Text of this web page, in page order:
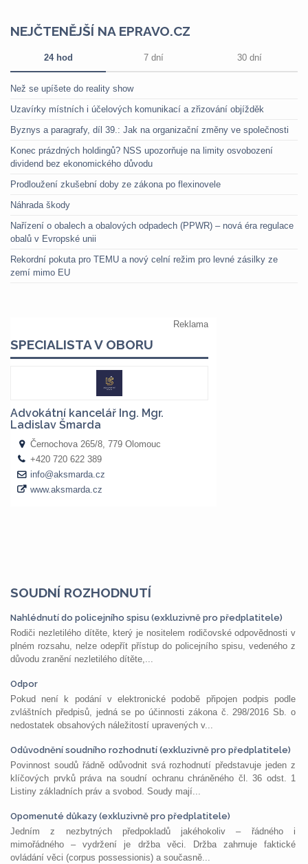
NEJČTENĚJŠÍ NA EPRAVO.CZ
24 hod 7 dní 30 dní
Než se upíšete do reality show
Uzavírky místních i účelových komunikací a zřizování objížděk
Byznys a paragrafy, díl 39.: Jak na organizační změny ve společnosti
Konec prázdných holdingů? NSS upozorňuje na limity osvobození
dividend bez ekonomického důvodu
Prodloužení zkušební doby ze zákona po flexinovele
Náhrada škody
Nařízení o obalech a obalových odpadech (PPWR) – nová éra regulace
obalů v Evropské unii
Rekordní pokuta pro TEMU a nový celní režim pro levné zásilky ze
zemí mimo EU
SOUDNÍ ROZHODNUTÍ
Nahlédnutí do policejního spisu (exkluzivně pro předplatitele)
Rodiči nezletilého dítěte, který je nositelem rodičovské odpovědnosti v
plném rozsahu, nelze odepřít přístup do policejního spisu, vedeného z
důvodu zranění nezletilého dítěte,...
Odpor
Pokud není k podání v elektronické podobě připojen podpis podle
zvláštních předpisů, jedná se po účinnosti zákona č. 298/2016 Sb. o
nedostatek obsahových náležitostí upravených v...
Odůvodnění soudního rozhodnutí (exkluzivně pro předplatitele)
Povinnost soudů řádně odůvodnit svá rozhodnutí představuje jeden z
klíčových prvků práva na soudní ochranu chráněného čl. 36 odst. 1
Listiny základních práv a svobod. Soudy mají...
Opomenuté důkazy (exkluzivně pro předplatitele)
Jedním z nezbytných předpokladů jakéhokoliv – řádného i
mimořádného – vydržení je držba věci. Držba zahrnuje faktické
ovládání věci (corpus possessionis) a současně...